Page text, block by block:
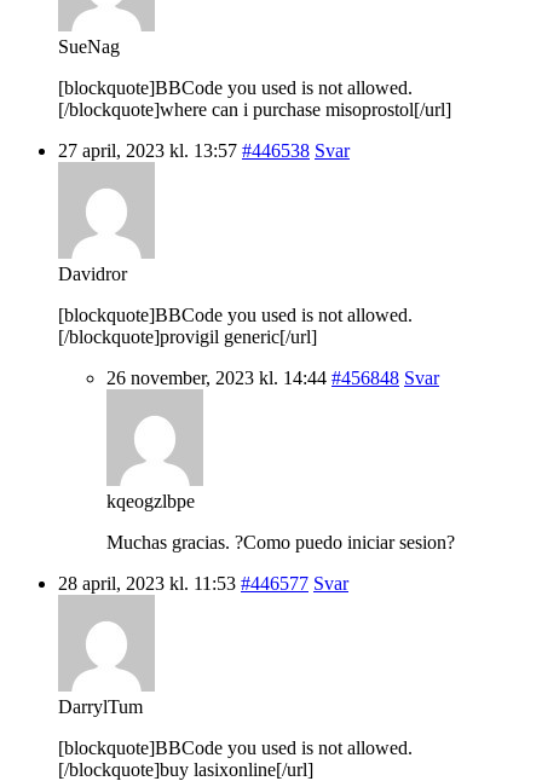
SueNag
[blockquote]BBCode you used is not allowed.
[/blockquote]where can i purchase misoprostol[/url]
27 april, 2023 kl. 13:57 #446538 Svar
Davidror
[blockquote]BBCode you used is not allowed.
[/blockquote]provigil generic[/url]
26 november, 2023 kl. 14:44 #456848 Svar
kqeogzlbpe
Muchas gracias. ?Como puedo iniciar sesion?
28 april, 2023 kl. 11:53 #446577 Svar
DarrylTum
[blockquote]BBCode you used is not allowed.
[/blockquote]buy lasixonline[/url]